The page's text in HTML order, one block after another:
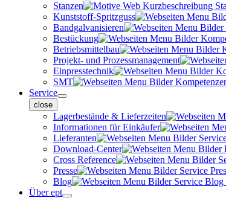
Stanzen
Kunststoff-Spritzguss
Bandgalvanisieren
Bestückung
Betriebsmittelbau
Projekt- und Prozessmanagement
Einpresstechnik
SMT
Service
close
Lagerbestände & Lieferzeiten
Informationen für Einkäufer
Lieferanten
Download-Center
Cross Reference
Presse
Blog
Über ept